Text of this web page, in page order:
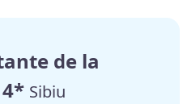
de la
Sibiu